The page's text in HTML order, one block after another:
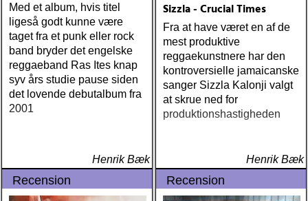
Med et album, hvis titel
ligeså godt kunne være
taget fra et punk eller rock
band bryder det engelske
reggaeband Ras Ites knap
syv års studie pause siden
det lovende debutalbum fra
2001
Henrik Bæk
Sizzla - Crucial Times
Fra at have været en af de
mest produktive
reggaekunstnere har den
kontroversielle jamaicanske
sanger Sizzla Kalonji valgt
at skrue ned for
produktionshastigheden
Henrik Bæk
Recension Recension